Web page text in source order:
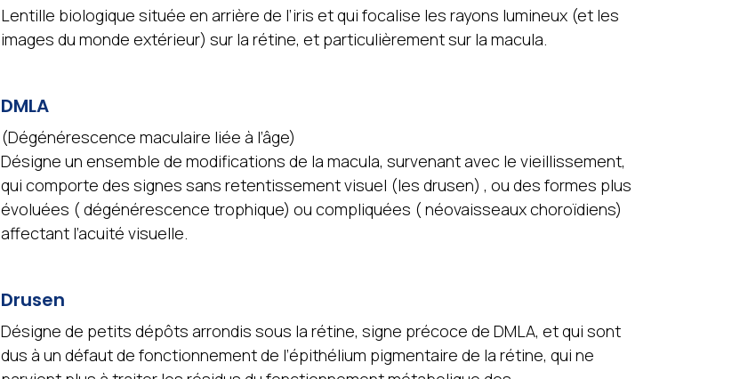
Lentille biologique située en arrière de l’iris et qui focalise les rayons lumineux (et les
images du monde extérieur) sur la rétine, et particulièrement sur la macula.
DMLA
(Dégénérescence maculaire liée à l’âge)
Désigne un ensemble de modifications de la macula, survenant avec le vieillissement,
qui comporte des signes sans retentissement visuel (les drusen) , ou des formes plus
évoluées ( dégénérescence trophique) ou compliquées ( néovaisseaux choroïdiens)
affectant l’acuité visuelle.
Drusen
Désigne de petits dépôts arrondis sous la rétine, signe précoce de DMLA, et qui sont
dus à un défaut de fonctionnement de l’épithélium pigmentaire de la rétine, qui ne